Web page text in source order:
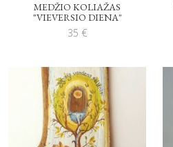
MEDŽIO KOLIAŽAS
"VIEVERSIO DIENA"
35 €